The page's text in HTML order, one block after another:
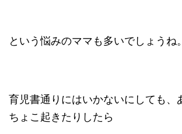
という悩みのママも多いでしょうね。
育児書通りにはいかないにしても、
ちょこ起きたりしたら